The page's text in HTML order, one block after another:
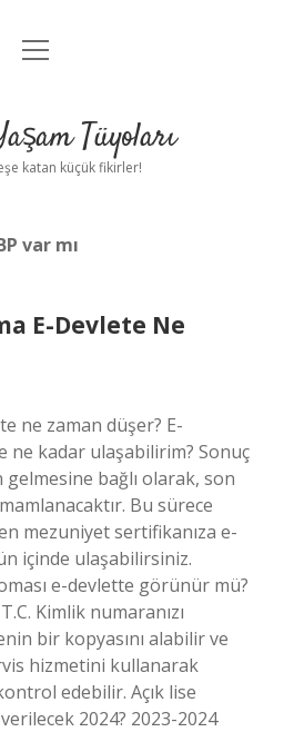
Anasayfa
Uyarı
menüyü
Tüyoları
katan küçük fikirler!
var mı
E-Devlete Ne
ne zaman düşer? E-
ne kadar ulaşabilirim? Sonuç
gelmesine bağlı olarak, son
Bu sürece
mezuniyet sertifikanıza e-
içinde ulaşabilirsiniz.
e-devlette görünür mü?
Kimlik numaranızı
bir kopyasını alabilir ve
hizmetini kullanarak
edebilir. Açık lise
2024? 2023-2024